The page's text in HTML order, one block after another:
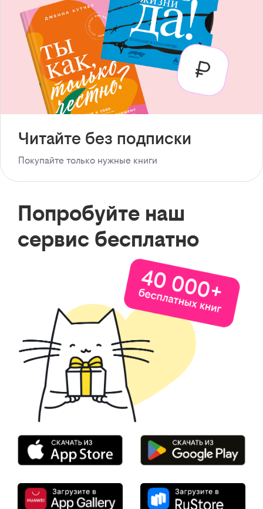
Читайте без подписки
Покупайте только нужные книги
Попробуйте наш
сервис бесплатно